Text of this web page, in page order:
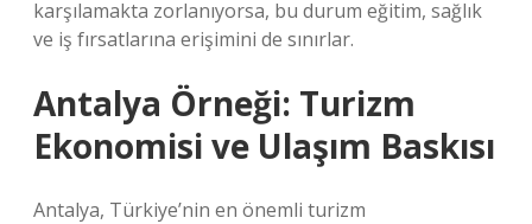
karşılamakta zorlanıyorsa, bu durum eğitim, sağlık
ve iş fırsatlarına erişimini de sınırlar.
Antalya Örneği: Turizm
Ekonomisi ve Ulaşım Baskısı
Antalya, Türkiye’nin en önemli turizm